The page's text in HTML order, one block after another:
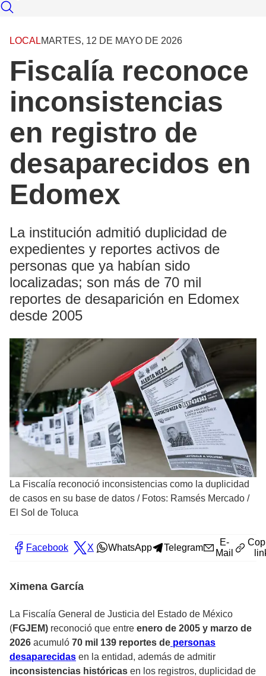
LOCALMARTES, 12 DE MAYO DE 2026
Fiscalía reconoce
inconsistencias
en registro de
desaparecidos en
Edomex
La institución admitió duplicidad de
expedientes y reportes activos de
personas que ya habían sido
localizadas; son más de 70 mil
reportes de desaparición en Edomex
desde 2005
La Fiscalía reconoció inconsistencias como la duplicidad
de casos en su base de datos / Fotos: Ramsés Mercado /
El Sol de Toluca
Facebook X WhatsApp Telegram
E-
Mail
Ximena García
La Fiscalía General de Justicia del Estado de México
(FGJEM) reconoció que entre enero de 2005 y marzo de
2026 acumuló 70 mil 139 reportes de personas
desaparecidas en la entidad, además de admitir
inconsistencias históricas en los registros, duplicidad de